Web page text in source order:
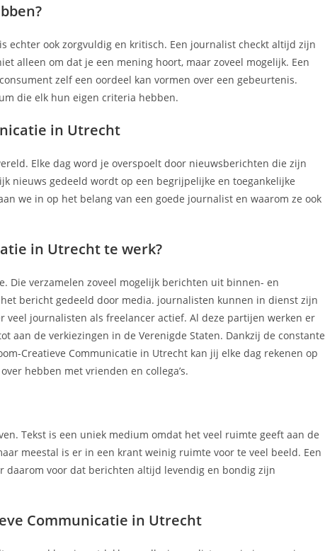
ook zorgvuldig en kritisch. Een journalist checkt altijd zijn
alleen om dat je een mening hoort, maar zoveel mogelijk. Een
zelf een oordeel kan vormen over een gebeurtenis.
die elk hun eigen criteria hebben.
in Utrecht
Elke dag word je overspoelt door nieuwsberichten die zijn
nieuws gedeeld wordt op een begrijpelijke en toegankelijke
we in op het belang van een goede journalist en waarom ze ook
in Utrecht te werk?
Die verzamelen zoveel mogelijk berichten uit binnen- en
bericht gedeeld door media. journalisten kunnen in dienst zijn
veel journalisten als freelancer actief. Al deze partijen werken er
aan de verkiezingen in de Verenigde Staten. Dankzij de constante
Creatieve Communicatie in Utrecht kan jij elke dag rekenen op
hebben met vrienden en collega’s.
Tekst is een uniek medium omdat het veel ruimte geeft aan de
meestal is er in een krant weinig ruimte voor te veel beeld. Een
daarom voor dat berichten altijd levendig en bondig zijn
Communicatie in Utrecht